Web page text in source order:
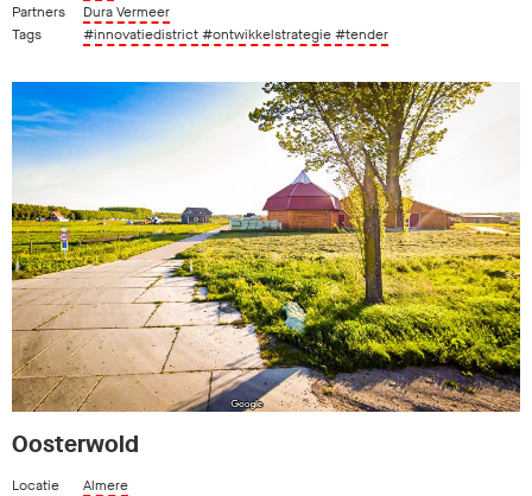
Partners
Dura Vermeer
Tags
#innovatiedistrict#ontwikkelstrategie#tender
Oosterwold
Locatie
Almere